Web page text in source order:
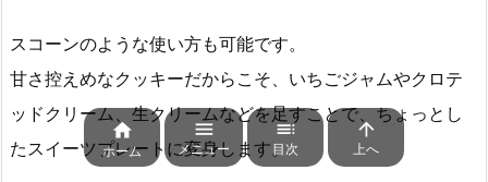
スコーンのような使い方も可能です。
甘さ控えめなクッキーだからこそ、いちごジャムやクロテ
ッドクリーム、生クリームなどを足すことで、ちょっとし
たスイーツプレートに変身します。

ホーム

メニュー

目次

上へ